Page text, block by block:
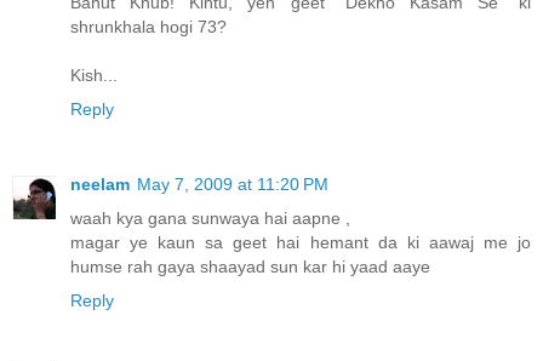
shrunkhala hogi 73?
Kish...
Reply
neelam May 7, 2009 at 11:20 PM
waah kya gana sunwaya hai aapne ,
magar ye kaun sa geet hai hemant da ki aawaj me jo
humse rah gaya shaayad sun kar hi yaad aaye
Reply